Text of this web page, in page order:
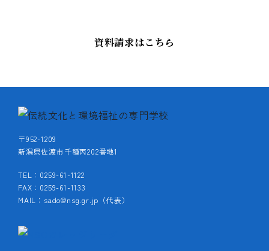
資料請求はこちら
〒952-1209
新潟県佐渡市千種丙202番地1
TEL：0259-61-1122
FAX：0259-61-1133
MAIL：sado@nsg.gr.jp（代表）